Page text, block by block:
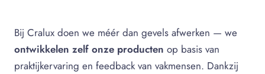
Bij Cralux doen we méér dan gevels afwerken — we
ontwikkelen zelf onze producten op basis van
praktijkervaring en feedback van vakmensen. Dankzij